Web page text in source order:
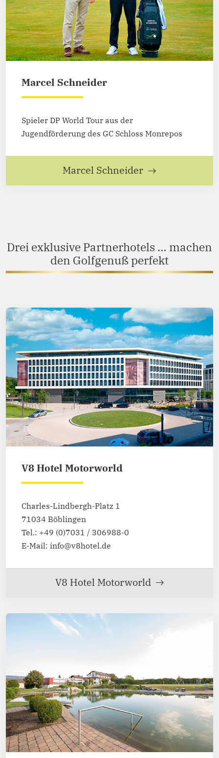
Marcel Schneider
Spieler DP World Tour aus der
Jugendförderung des GC Schloss Monrepos
Marcel Schneider
Drei exklusive Partnerhotels … machen
den Golfgenuß perfekt
V8 Hotel Motorworld
Charles-Lindbergh-Platz 1
71034 Böblingen
Tel.: +49 (0)7031 / 306988-0
E-Mail: info@v8hotel.de
V8 Hotel Motorworld